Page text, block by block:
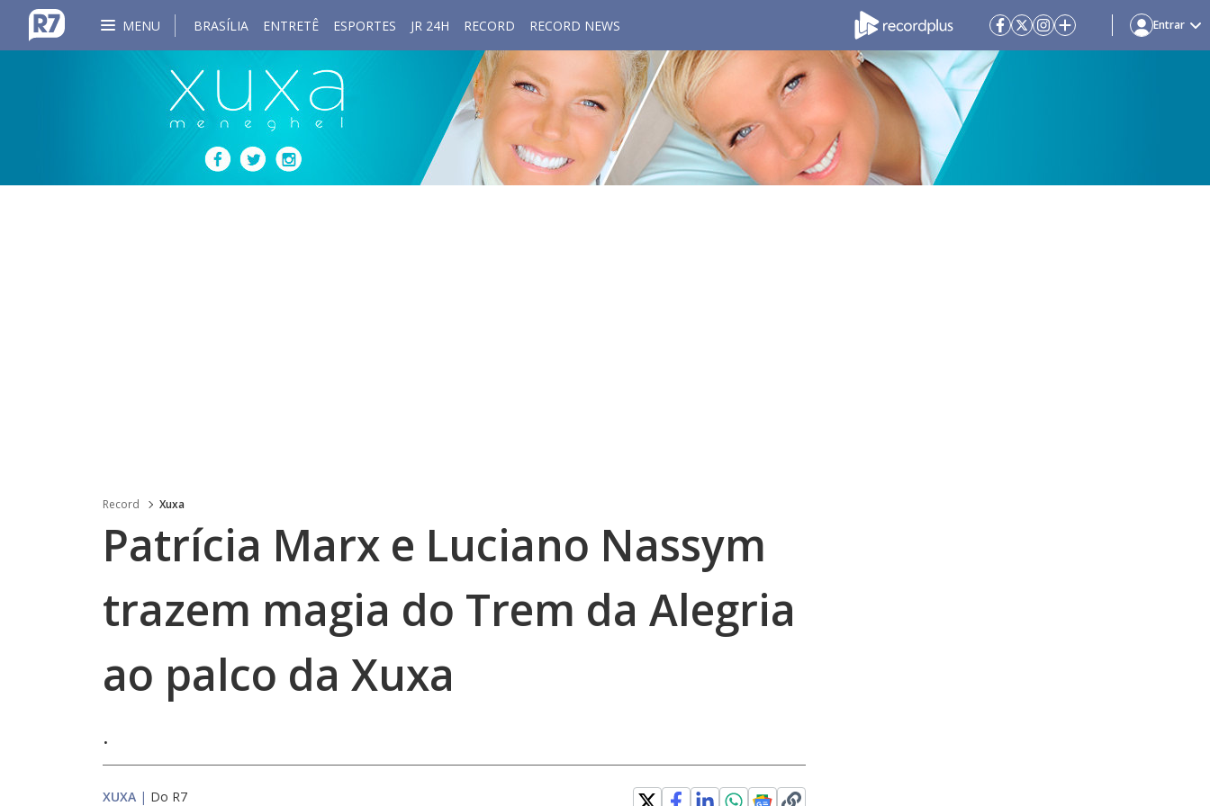
MENU BRASÍLIA ENTRETÊ ESPORTES JR 24H RECORD RECORD NEWS Entrar
Record Xuxa
Patrícia Marx e Luciano Nassym
trazem magia do Trem da Alegria
ao palco da Xuxa
.
XUXA | Do R7